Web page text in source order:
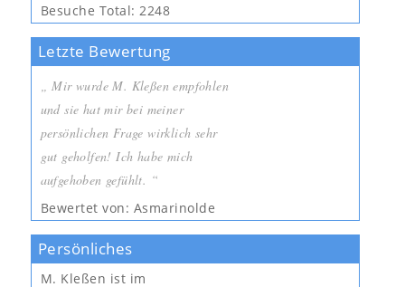
Besuche Total: 2248
Letzte Bewertung
Mir wurde M. Kleßen empfohlen
und sie hat mir bei meiner
persönlichen Frage wirklich sehr
gut geholfen! Ich habe mich
aufgehoben gefühlt.
Bewertet von: Asmarinolde
Persönliches
M. Kleßen ist im